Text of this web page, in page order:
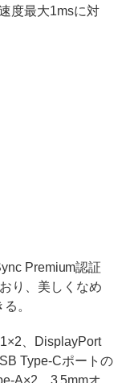
度最大1msに対
Premium認証
り、美しくなめ
。
、DisplayPort
Type-Cポートの